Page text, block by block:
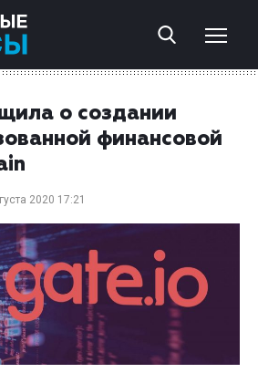
о создании
финансовой
2020 17:21